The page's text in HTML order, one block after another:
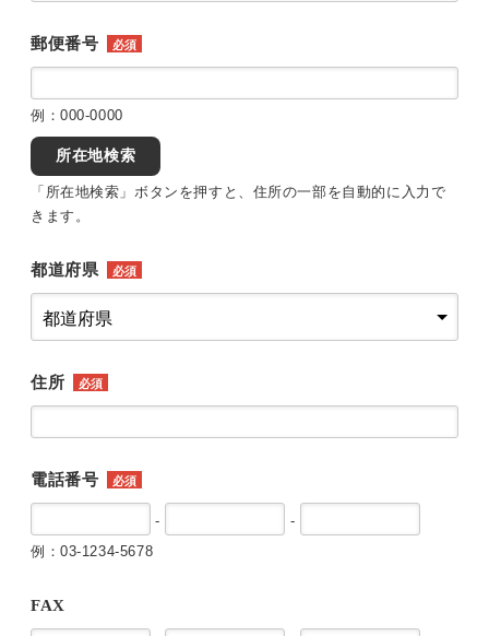
郵便番号 必須
例：000-0000
所在地検索
「所在地検索」ボタンを押すと、住所の一部を自動的に入力で
きます。
都道府県 必須
住所 必須
電話番号 必須
-
-
例：03-1234-5678
FAX